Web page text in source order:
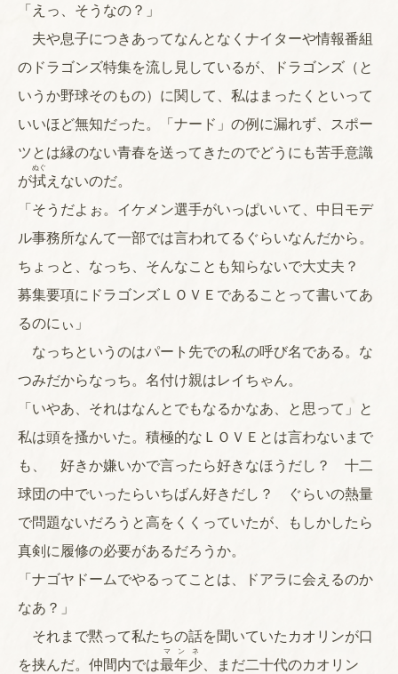
「えっ、そうなの？」
夫や息子につきあってなんとなくナイターや情報番組
のドラゴンズ特集を流し見しているが、ドラゴンズ（と
いうか野球そのもの）に関して、私はまったくといって
いいほど無知だった。「ナード」の例に漏れず、スポー
ツとは縁のない青春を送ってきたのでどうにも苦手意識
が拭
ぬぐ
えないのだ。
「そうだよぉ。イケメン選手がいっぱいいて、中日モデ
ル事務所なんて一部では言われてるぐらいなんだから。
ちょっと、なっち、そんなことも知らないで大丈夫？
募集要項にドラゴンズＬＯＶＥであることって書いてあ
るのにぃ」
なっちというのはパート先での私の呼び名である。な
つみだからなっち。名付け親はレイちゃん。
「いやあ、それはなんとでもなるかなあ、と思って」と
私は頭を搔かいた。積極的なＬＯＶＥとは言わないまで
も、 好きか嫌いかで言ったら好きなほうだし？ 十二
球団の中でいったらいちばん好きだし？ ぐらいの熱量
で問題ないだろうと高をくくっていたが、もしかしたら
真剣に履修の必要があるだろうか。
「ナゴヤドームでやるってことは、ドアラに会えるのか
なあ？」
それまで黙って私たちの話を聞いていたカオリンが口
を挟んだ。仲間内では最年少
マンネ
、まだ二十代のカオリン